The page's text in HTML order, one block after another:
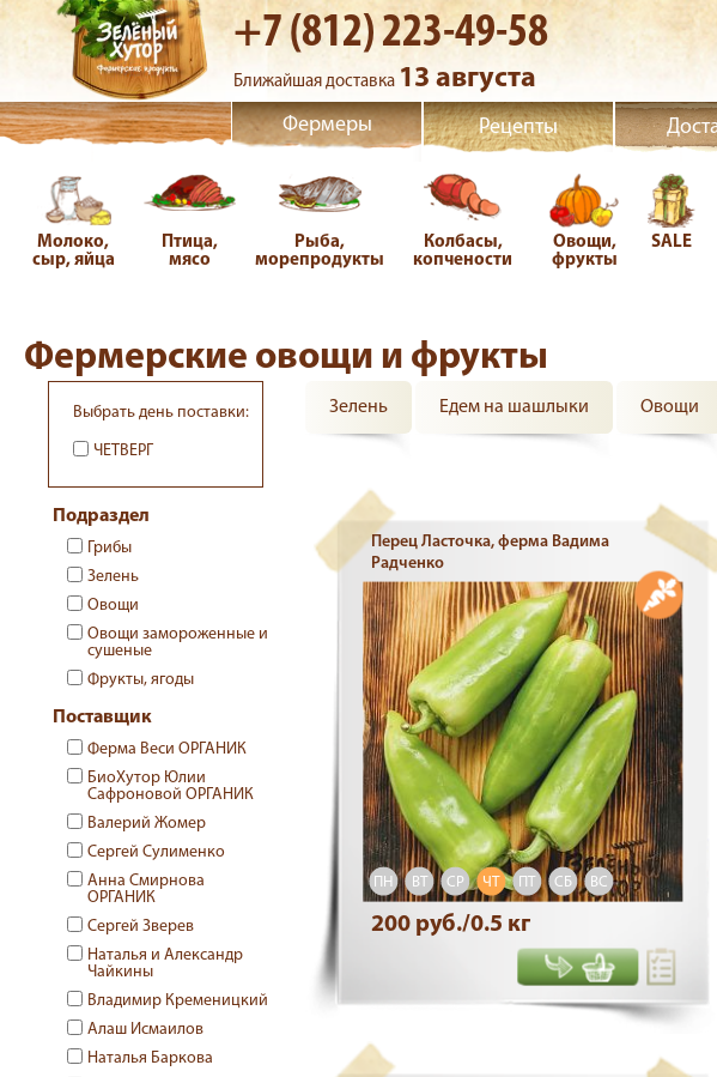
+7 (812) 223-49-58
Ближайшая доставка 13 августа
Фермеры Рецепты
Молоко,
сыр, яйца
Птица,
мясо
Рыба,
морепродукты
Колбасы,
копчености
Овощи,
фрукты
SALE
Фермерские овощи и фрукты
Выбрать день поставки:
ЧЕТВЕРГ
Подраздел
Грибы
Зелень
Овощи
Овощи замороженные и
сушеные
Фрукты, ягоды
Поставщик
Ферма Веси ОРГАНИК
БиоХутор Юлии
Сафроновой ОРГАНИК
Валерий Жомер
Сергей Сулименко
Анна Смирнова
ОРГАНИК
Сергей Зверев
Наталья и Александр
Чайкины
Владимир Кременицкий
Алаш Исмаилов
Наталья Баркова
Зелень Едем на шашлыки Овощи
Перец Ласточка, ферма Вадима
Радченко
ПН ВТ СР ЧТ ПТ СБ ВС
200 руб./0.5 кг